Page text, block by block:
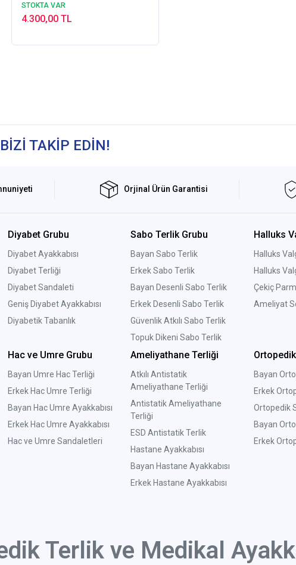
STOKTA VAR
4.300,00 TL
BİZİ TAKİP EDİN!
Orjinal Ürün Garantisi
Diyabet Grubu
Diyabet Ayakkabısı
Diyabet Terliği
Diyabet Sandaleti
Geniş Diyabet Ayakkabısı
Diyabetik Tabanlık
Sabo Terlik Grubu
Bayan Sabo Terlik
Erkek Sabo Terlik
Bayan Desenli Sabo Terlik
Erkek Desenli Sabo Terlik
Güvenlik Atkılı Sabo Terlik
Topuk Dikeni Sabo Terlik
Halluks
Halluks
Halluks
Çekiç
Ameliyat
Hac ve Umre Grubu
Bayan Umre Hac Terliği
Erkek Hac Umre Terliği
Bayan Hac Umre Ayakkabısı
Erkek Hac Umre Ayakkabısı
Hac ve Umre Sandaletleri
Ameliyathane Terliği
Atkılı Antistatik
Ameliyathane Terliği
Antistatik Ameliyathane
Terliği
ESD Antistatik Terlik
Hastane Ayakkabısı
Bayan Hastane Ayakkabısı
Erkek Hastane Ayakkabısı
Bayan
Erkek
Ortopedik
Bayan
Erkek
Terlik ve Medikal